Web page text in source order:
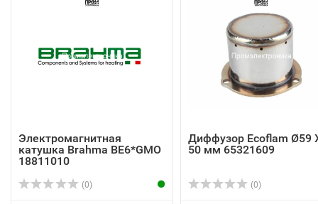
Электромагнитная
катушка Brahma BE6*GMO
18811010
(0)
Диффузор Ecoflam Ø59
50 мм 65321609
(0)